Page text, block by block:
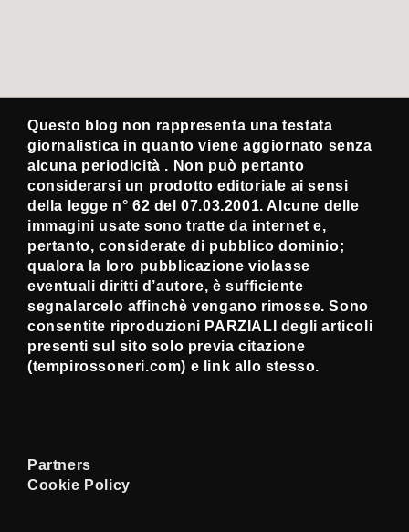
Questo blog non rappresenta una testata
giornalistica in quanto viene aggiornato senza
alcuna periodicità . Non può pertanto
considerarsi un prodotto editoriale ai sensi
della legge n° 62 del 07.03.2001. Alcune delle
immagini usate sono tratte da internet e,
pertanto, considerate di pubblico dominio;
qualora la loro pubblicazione violasse
eventuali diritti d’autore, è sufficiente
segnalarcelo affinchè vengano rimosse. Sono
consentite riproduzioni PARZIALI degli articoli
presenti sul sito solo previa citazione
(tempirossoneri.com) e link allo stesso.
Partners
Cookie Policy